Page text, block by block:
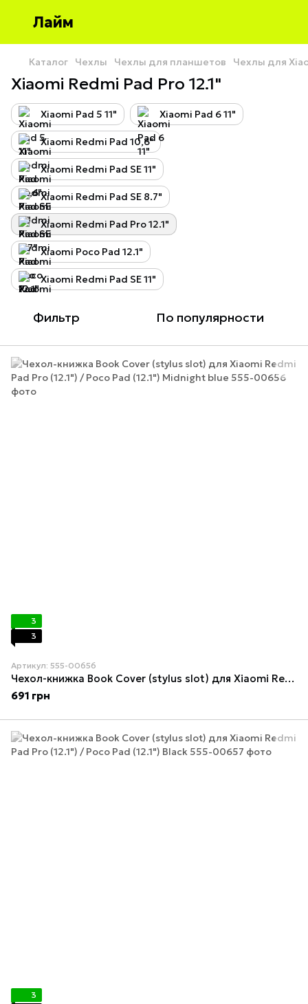
Лайм
Каталог Чехлы Чехлы для планшетов Чехлы для
Xiaomi Redmi Pad Pro 12.1"
Xiaomi Pad 5 11" Xiaomi Pad 6 11"
Xiaomi Redmi Pad 10,6"
Xiaomi Redmi Pad SE 11"
Xiaomi Redmi Pad SE 8.7"
Xiaomi Redmi Pad Pro 12.1"
Xiaomi Poco Pad 12.1"
Xiaomi Redmi Pad SE 11"
Фильтр По популярности
3
3
Артикул: 555-00656
Чехол-книжка Book Cover (stylus slot) для Xiaomi Redmi Pad Pro (12.1") / Poco Pad (12.1") Midnight blue
691 грн
3